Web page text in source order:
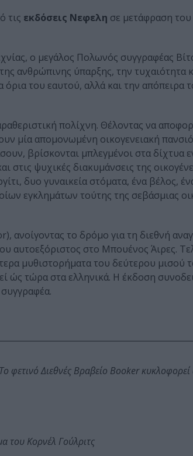
τις εκδόσεις Νεφελη σε μετάφραση του
ο μεγάλος Πολωνός συγγραφέας
ανθρώπινης ύπαρξης, την τυχαιότητα
όρια του εαυτού, αλλά και την απόπειρα
πολίχνη. Θέλοντας να
μία απομονωμένη οικογενειακή
βρίσκονται μπλεγμένοι στα δίχτυα
στις ψυχικές διακυμάνσεις της
δυο γυναικεία στόματα, ένα βέλος,
εγκλημάτων τούτης της σεβάσμιας
ανοίγοντας το δρόμο για τη διεθνή
αυτοεξόριστος στο Μπουένος Άιρες.
μυθιστορήματα του δεύτερου μισού
ώς τώρα στα ελληνικά. Η έκδοση
φετινό Διεθνές Βραβείο Booker
του Κορνέλ Γούλριτς